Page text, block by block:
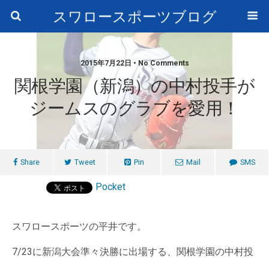
スワロースポーツブログ
2015年7月22日 • No Comments
関根学園（新潟）の中村投手が
ジームスのグラブを愛用！
Share Tweet Pin Mail SMS
Pocket
スワロースポーツの平井です。
7/23に新潟大会準々決勝に出場する、関根学園の中村投